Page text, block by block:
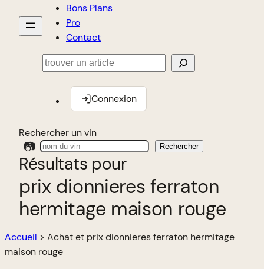
Bons Plans
Pro
Contact
Rechercher
Connexion
Rechercher un vin
📷 Rechercher
Résultats pour
prix dionnieres ferraton
hermitage maison rouge
Accueil > Achat et prix dionnieres ferraton hermitage
maison rouge